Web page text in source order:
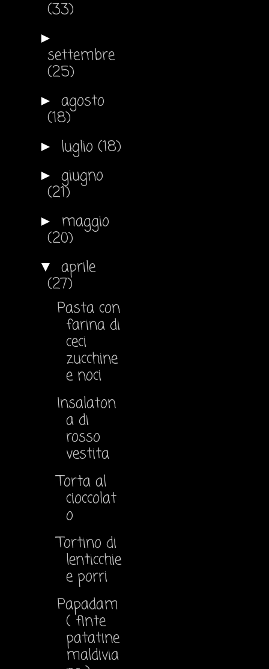
(33)
►
settembre
(25)
► agosto
(18)
► luglio (18)
► giugno
(21)
► maggio
(20)
▼ aprile
(27)
Pasta con
farina di
ceci
zucchine
e noci
Insalaton
a di
rosso
vestita
Torta al
cioccolat
o
Tortino di
lenticchie
e porri
Papadam
( finte
patatine
maldivia